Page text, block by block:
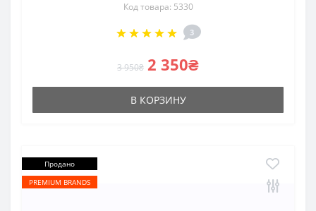
Код товара: 5330
3
3 950₴ 2 350₴
В КОРЗИНУ
Продано
PREMIUM BRANDS